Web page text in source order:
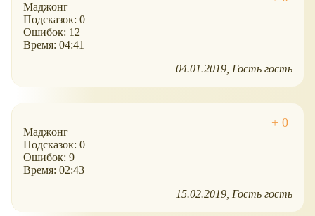
Маджонг
Подсказок: 0
Ошибок: 12
Время: 04:41
04.01.2019 Гость гость
Маджонг
Подсказок: 0
Ошибок: 9
Время: 02:43
15.02.2019 Гость гость